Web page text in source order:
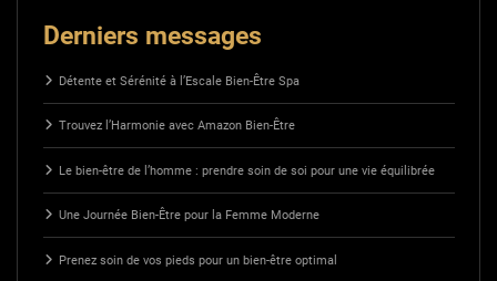
Derniers messages
Détente et Sérénité à l’Escale Bien-Être Spa
Trouvez l’Harmonie avec Amazon Bien-Être
Le bien-être de l’homme : prendre soin de soi pour une vie équilibrée
Une Journée Bien-Être pour la Femme Moderne
Prenez soin de vos pieds pour un bien-être optimal